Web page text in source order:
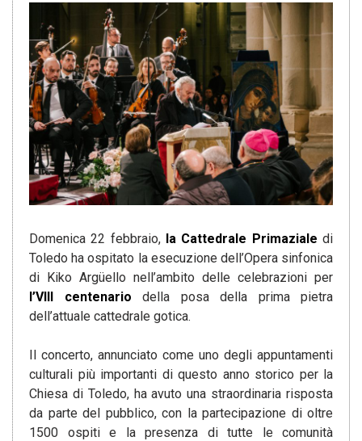
Domenica 22 febbraio, la Cattedrale Primaziale di
Toledo ha ospitato la esecuzione dell’Opera sinfonica
di Kiko Argüello nell’ambito delle celebrazioni per
l’VIII centenario della posa della prima pietra
dell’attuale cattedrale gotica.
Il concerto, annunciato come uno degli appuntamenti
culturali più importanti di questo anno storico per la
Chiesa di Toledo, ha avuto una straordinaria risposta
da parte del pubblico, con la partecipazione di oltre
1500 ospiti e la presenza di tutte le comunità